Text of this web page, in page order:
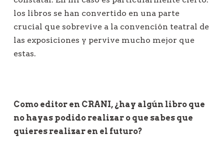
los libros se han convertido en una parte
crucial que sobrevive a la convención teatral de
las exposiciones y pervive mucho mejor que
estas.
Como editor en CRANI, ¿hay algún libro que
no hayas podido realizar o que sabes que
quieres realizar en el futuro?